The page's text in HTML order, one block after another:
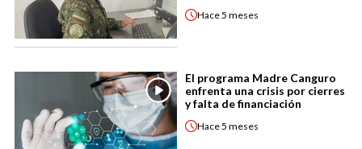
Hace5 meses
El programa Madre Canguro
enfrenta una crisis por cierres
y falta de financiación
Hace5 meses